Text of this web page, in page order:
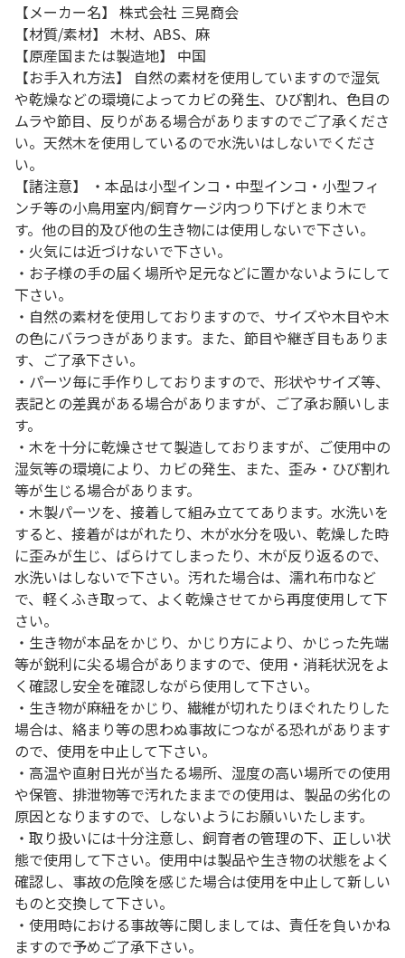
【メーカー名】 株式会社 三晃商会
【材質/素材】 木材、ABS、麻
【原産国または製造地】 中国
【お手入れ方法】 自然の素材を使用していますので湿気
や乾燥などの環境によってカビの発生、ひび割れ、色目の
ムラや節目、反りがある場合がありますのでご了承くださ
い。天然木を使用しているので水洗いはしないでくださ
い。
【諸注意】 ・本品は小型インコ・中型インコ・小型フィ
ンチ等の小鳥用室内/飼育ケージ内つり下げとまり木で
す。他の目的及び他の生き物には使用しないで下さい。
・火気には近づけないで下さい。
・お子様の手の届く場所や足元などに置かないようにして
下さい。
・自然の素材を使用しておりますので、サイズや木目や木
の色にバラつきがあります。また、節目や継ぎ目もありま
す、ご了承下さい。
・パーツ毎に手作りしておりますので、形状やサイズ等、
表記との差異がある場合がありますが、ご了承お願いしま
す。
・木を十分に乾燥させて製造しておりますが、ご使用中の
湿気等の環境により、カビの発生、また、歪み・ひび割れ
等が生じる場合があります。
・木製パーツを、接着して組み立ててあります。水洗いを
すると、接着がはがれたり、木が水分を吸い、乾燥した時
に歪みが生じ、ばらけてしまったり、木が反り返るので、
水洗いはしないで下さい。汚れた場合は、濡れ布巾など
で、軽くふき取って、よく乾燥させてから再度使用して下
さい。
・生き物が本品をかじり、かじり方により、かじった先端
等が鋭利に尖る場合がありますので、使用・消耗状況をよ
く確認し安全を確認しながら使用して下さい。
・生き物が麻紐をかじり、繊維が切れたりほぐれたりした
場合は、絡まり等の思わぬ事故につながる恐れがあります
ので、使用を中止して下さい。
・高温や直射日光が当たる場所、湿度の高い場所での使用
や保管、排泄物等で汚れたままでの使用は、製品の劣化の
原因となりますので、しないようにお願いいたします。
・取り扱いには十分注意し、飼育者の管理の下、正しい状
態で使用して下さい。使用中は製品や生き物の状態をよく
確認し、事故の危険を感じた場合は使用を中止して新しい
ものと交換して下さい。
・使用時における事故等に関しましては、責任を負いかね
ますので予めご了承下さい。